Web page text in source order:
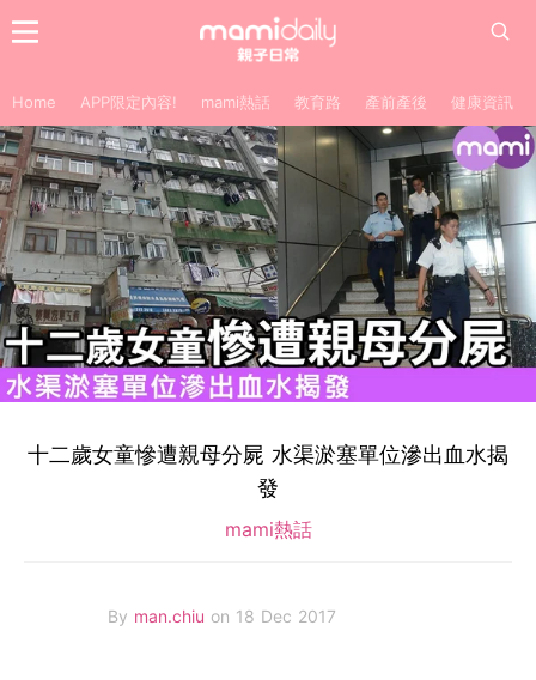
Home APP限定內容! mami熱話 教育路 產前產後 健康資訊
十二歲女童慘遭親母分屍 水渠淤塞單位滲出血水揭
發
mami熱話
By man.chiu on 18 Dec 2017